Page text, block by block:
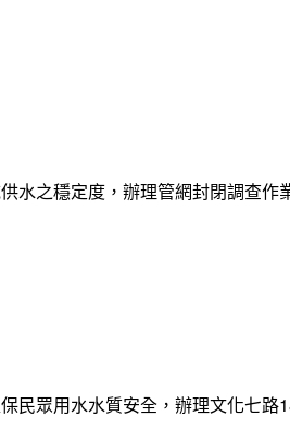
水之穩定度，辦理管網封閉調查作
民眾用水水質安全，辦理文化七